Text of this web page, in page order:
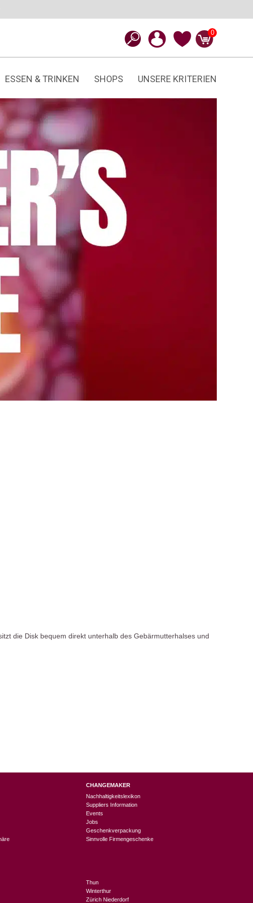
0
ESSEN & TRINKEN SHOPS UNSERE KRITERIEN
die Disk bequem direkt unterhalb des Gebärmutterhalses und
CHANGEMAKER
Nachhaltigkeitslexikon
Suppliers Information
Events
Jobs
Geschenkverpackung
Sinnvolle Firmengeschenke
Thun
Winterthur
Zürich Niederdorf